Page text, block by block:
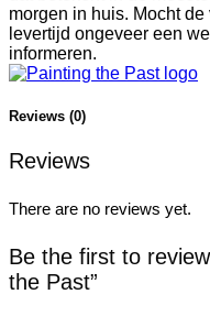
morgen in huis. Mocht
levertijd ongeveer een
informeren.
Reviews (0)
Reviews
There are no reviews yet.
Be the first to
the Past”